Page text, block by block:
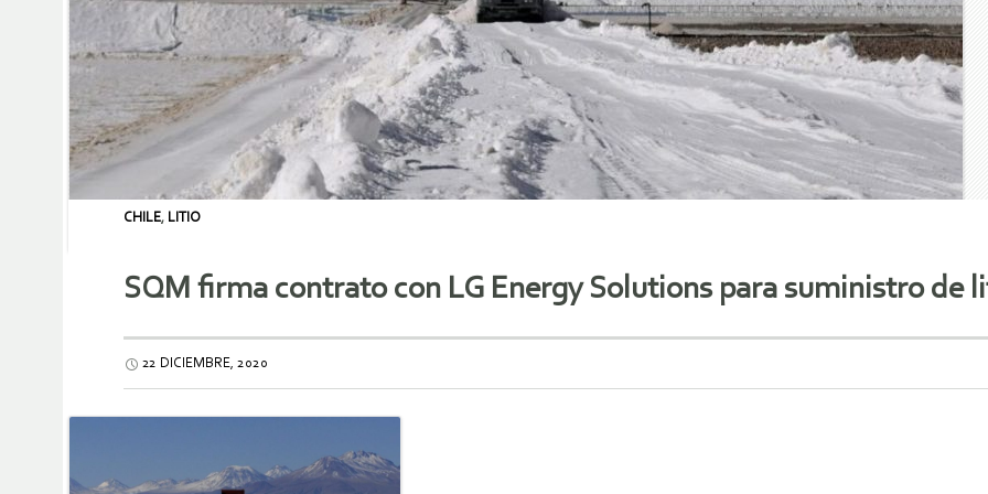
CHILE, LITIO
SQM firma contrato con LG Energy Solutions para suministro de
22 DICIEMBRE, 2020